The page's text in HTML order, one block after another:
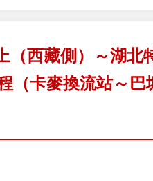
（西藏側）～湖北
（卡麥換流站～